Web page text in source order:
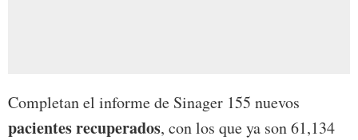
Completan el informe de Sinager 155 nuevos
pacientes recuperados, con los que ya son 61,134